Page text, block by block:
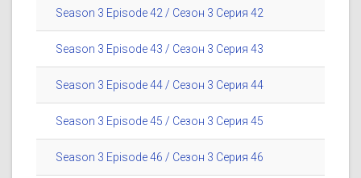
Season 3 Episode 42 / Сезон 3 Серия 42
Season 3 Episode 43 / Сезон 3 Серия 43
Season 3 Episode 44 / Сезон 3 Серия 44
Season 3 Episode 45 / Сезон 3 Серия 45
Season 3 Episode 46 / Сезон 3 Серия 46